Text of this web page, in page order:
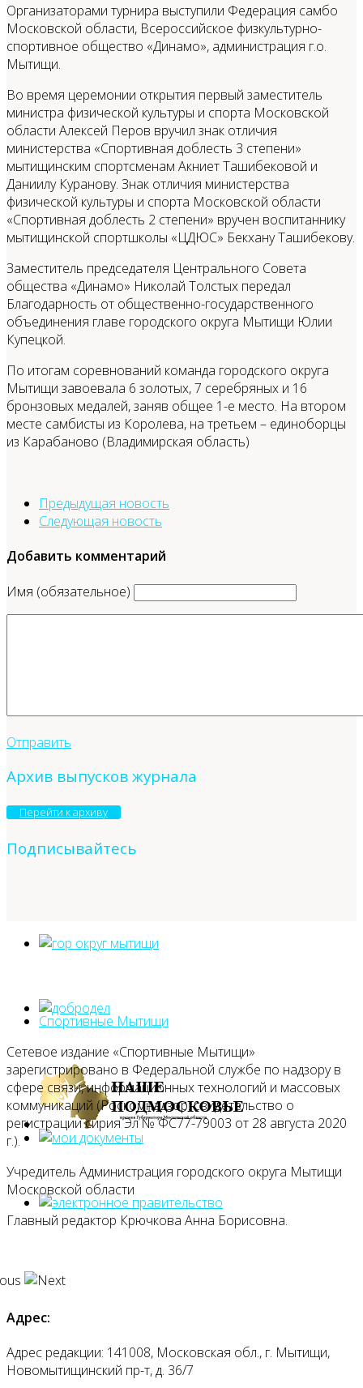
Организаторами турнира выступили Федерация самбо
Московской области, Всероссийское физкультурно-
спортивное общество «Динамо», администрация г.о.
Мытищи.
Во время церемонии открытия первый заместитель
министра физической культуры и спорта Московской
области Алексей Перов вручил знак отличия
министерства «Спортивная доблесть 3 степени»
мытищинским спортсменам Акниет Ташибековой и
Даниилу Куранову. Знак отличия министерства
физической культуры и спорта Московской области
«Спортивная доблесть 2 степени» вручен воспитаннику
мытищинской спортшколы «ЦДЮС» Бекхану Ташибекову.
Заместитель председателя Центрального Совета
общества «Динамо» Николай Толстых передал
Благодарность от общественно-государственного
объединения главе городского округа Мытищи Юлии
Купецкой.
По итогам соревнований команда городского округа
Мытищи завоевала 6 золотых, 7 серебряных и 16
бронзовых медалей, заняв общее 1-е место. На втором
месте самбисты из Королева, на третьем – единоборцы
из Карабаново (Владимирская область)
Предыдущая новость
Следующая новость
Добавить комментарий
Имя (обязательное)
Отправить
Архив выпусков журнала
Перейти к архиву
Подписывайтесь
Спортивные Мытищи
Сетевое издание «Спортивные Мытищи»
зарегистрировано в Федеральной службе по надзору в
сфере связи, информационных технологий и массовых
коммуникаций (Роскомнадзор: свидетельство о
регистрации сирия Эл № ФС77-79003 от 28 августа 2020
г.).
Учредитель Администрация городского округа Мытищи
Московской области
Главный редактор Крючкова Анна Борисовна.
Адрес:
Адрес редакции: 141008, Московская обл., г. Мытищи,
Новомытищинский пр-т, д. 36/7